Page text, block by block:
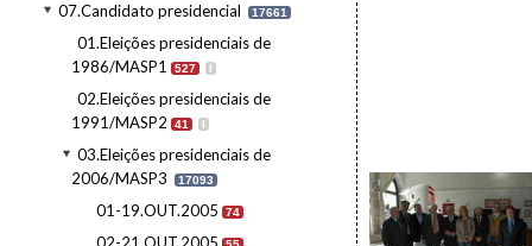
07.Candidato presidencial 17661
01.Eleições presidenciais de
1986/MASP1
527 I
02.Eleições presidenciais de
1991/MASP2
41 I
03.Eleições presidenciais de
2006/MASP3
17093
01-19.OUT.2005 74